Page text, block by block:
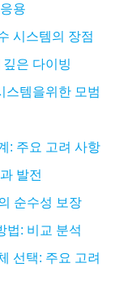
용
시스템의 장점
은 다이빙
스템을위한 모범
: 주요 고려 사항
발전
순수성 보장
법: 비교 분석
선택: 주요 고려